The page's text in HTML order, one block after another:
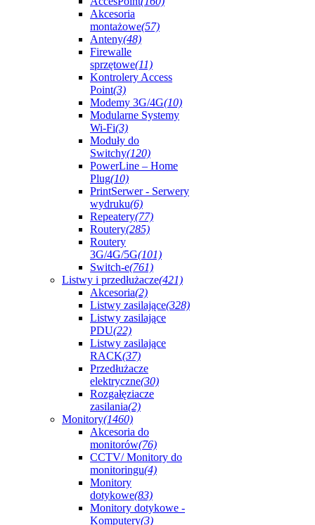
Akcesoria
montażowe(57)
Anteny(48)
Firewalle
sprzętowe(11)
Kontrolery Access
Point(3)
Modemy 3G/4G(10)
Modularne Systemy
Wi-Fi(3)
Moduły do
Switchy(120)
PowerLine – Home
Plug(10)
PrintSerwer - Serwery
wydruku(6)
Repeatery(77)
Routery(285)
Routery
3G/4G/5G(101)
Switch-e(761)
Listwy i przedłużacze(421)
Akcesoria(2)
Listwy zasilające(328)
Listwy zasilające
PDU(22)
Listwy zasilające
RACK(37)
Przedłużacze
elektryczne(30)
Rozgałęziacze
zasilania(2)
Monitory(1460)
Akcesoria do
monitorów(76)
CCTV/ Monitory do
monitoringu(4)
Monitory
dotykowe(83)
Monitory dotykowe -
Komputery(3)